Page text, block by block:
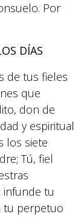
Por
DÍAS
de tus fieles
que
don de
y espiritual
los siete
Tú, fiel
infunde tu
tu perpetuo